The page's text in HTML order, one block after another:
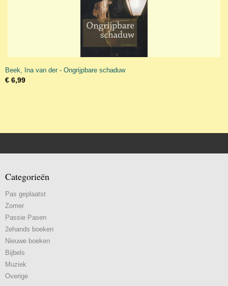
Beek, Ina van der - Ongrijpbare schaduw
€ 6,99
Categorieën
Pas geplaatst
Zomer
Passie Pasen
2ehands boeken
Nieuwe boeken
Bijbels
Muziek
Overige